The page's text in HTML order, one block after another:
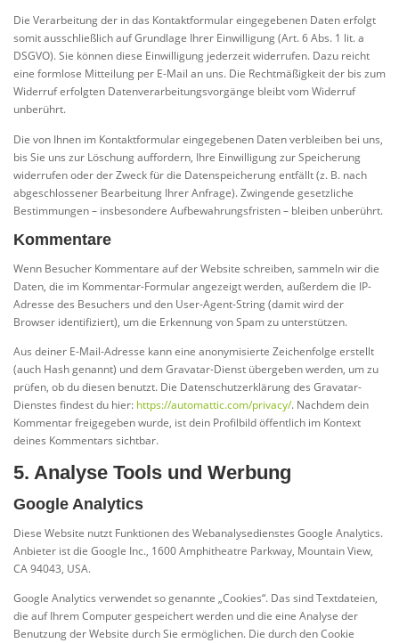
Die Verarbeitung der in das Kontaktformular eingegebenen Daten erfolgt
somit ausschließlich auf Grundlage Ihrer Einwilligung (Art. 6 Abs. 1 lit. a
DSGVO). Sie können diese Einwilligung jederzeit widerrufen. Dazu reicht
eine formlose Mitteilung per E-Mail an uns. Die Rechtmäßigkeit der bis zum
Widerruf erfolgten Datenverarbeitungsvorgänge bleibt vom Widerruf
unberührt.
Die von Ihnen im Kontaktformular eingegebenen Daten verbleiben bei uns,
bis Sie uns zur Löschung auffordern, Ihre Einwilligung zur Speicherung
widerrufen oder der Zweck für die Datenspeicherung entfällt (z. B. nach
abgeschlossener Bearbeitung Ihrer Anfrage). Zwingende gesetzliche
Bestimmungen – insbesondere Aufbewahrungsfristen – bleiben unberührt.
Kommentare
Wenn Besucher Kommentare auf der Website schreiben, sammeln wir die
Daten, die im Kommentar-Formular angezeigt werden, außerdem die IP-
Adresse des Besuchers und den User-Agent-String (damit wird der
Browser identifiziert), um die Erkennung von Spam zu unterstützen.
Aus deiner E-Mail-Adresse kann eine anonymisierte Zeichenfolge erstellt
(auch Hash genannt) und dem Gravatar-Dienst übergeben werden, um zu
prüfen, ob du diesen benutzt. Die Datenschutzerklärung des Gravatar-
Dienstes findest du hier: https://automattic.com/privacy/. Nachdem dein
Kommentar freigegeben wurde, ist dein Profilbild öffentlich im Kontext
deines Kommentars sichtbar.
5. Analyse Tools und Werbung
Google Analytics
Diese Website nutzt Funktionen des Webanalysedienstes Google Analytics.
Anbieter ist die Google Inc., 1600 Amphitheatre Parkway, Mountain View,
CA 94043, USA.
Google Analytics verwendet so genannte „Cookies“. Das sind Textdateien,
die auf Ihrem Computer gespeichert werden und die eine Analyse der
Benutzung der Website durch Sie ermöglichen. Die durch den Cookie